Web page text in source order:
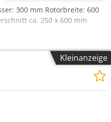
300 mm Rotorbreite: 600
ca. 250 x 600 mm
Kleinanzeige